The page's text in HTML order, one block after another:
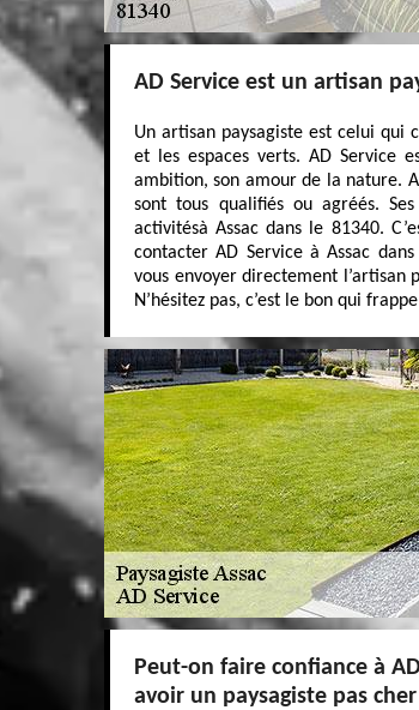
AD Service est un artisan
Un artisan paysagiste est celui qui
et les espaces verts. AD Service
ambition, son amour de la nature.
sont tous qualifiés ou agréés.
activitésà Assac dans le 81340.
contacter AD Service à Assac
vous envoyer directement l’artisan
N’hésitez pas, c’est le bon qui
Peut-on faire confiance à
avoir un paysagiste pas